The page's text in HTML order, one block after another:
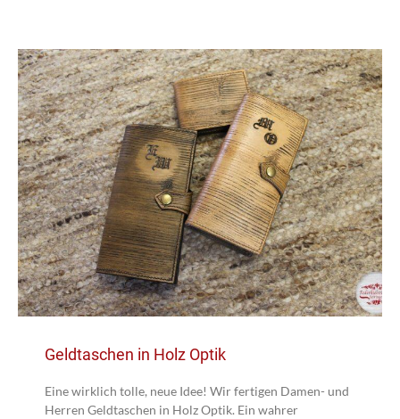
Geldtaschen in Holz Optik
Eine wirklich tolle, neue Idee! Wir fertigen Damen- und
Herren Geldtaschen in Holz Optik. Ein wahrer